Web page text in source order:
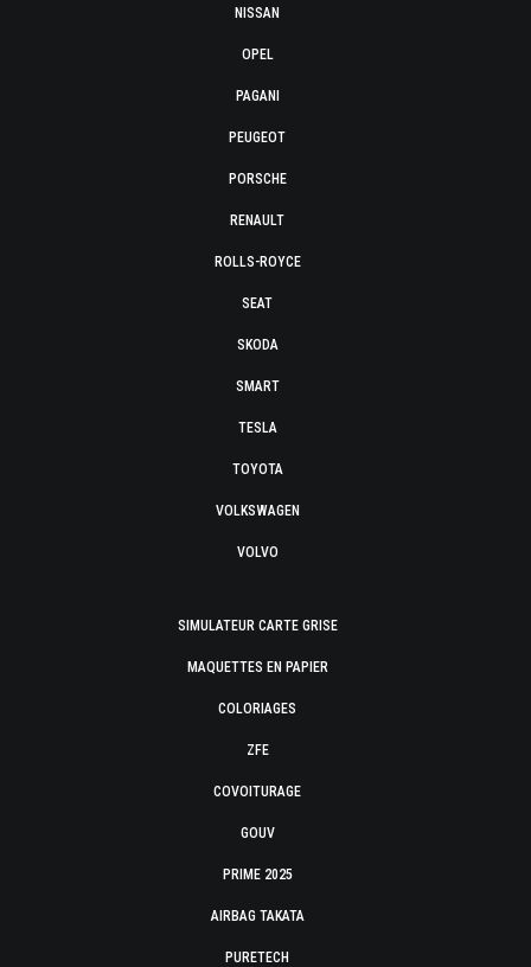
NISSAN
OPEL
PAGANI
PEUGEOT
PORSCHE
RENAULT
ROLLS-ROYCE
SEAT
SKODA
SMART
TESLA
TOYOTA
VOLKSWAGEN
VOLVO
SIMULATEUR CARTE GRISE
MAQUETTES EN PAPIER
COLORIAGES
ZFE
COVOITURAGE
GOUV
PRIME 2025
AIRBAG TAKATA
PURETECH